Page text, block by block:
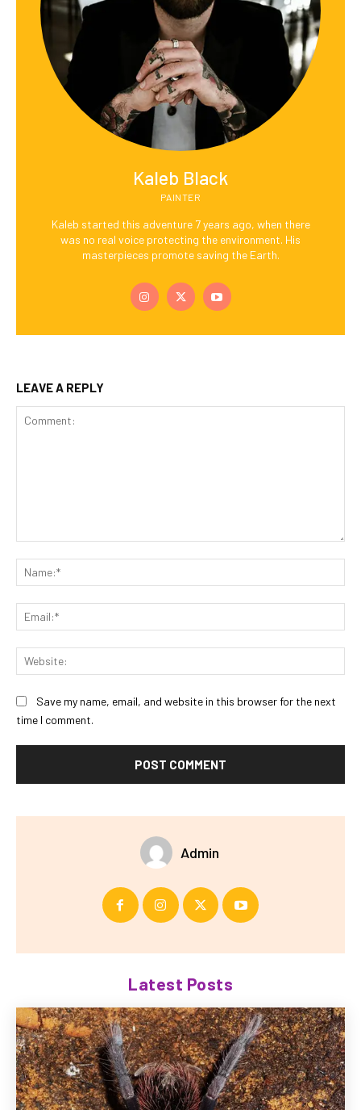
Kaleb Black
PAINTER
Kaleb started this adventure 7 years ago, when there
was no real voice protecting the environment. His
masterpieces promote saving the Earth.
LEAVE A REPLY
Save my name, email, and website in this browser for the next
time I comment.
Admin
Latest Posts